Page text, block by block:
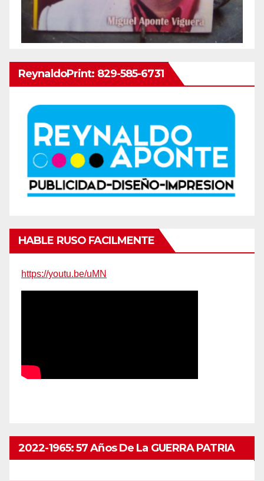
ReynaldoPrint: 829-585-6731
HABLE RUSO FACILMENTE
https://youtu.be/uMN
2022-1965: 57 Años De La GUERRA PATRIA